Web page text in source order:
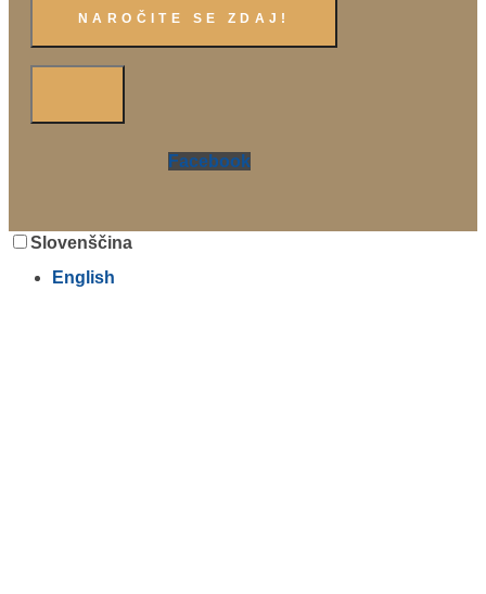
Facebook
Slovenščina
English